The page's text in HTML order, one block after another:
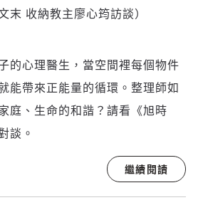
末 收納教主廖心筠訪談）
的心理醫生，當空間裡每個物件
能帶來正能量的循環。整理師如
庭、生命的和諧？請看《旭時
談。
繼續閱讀